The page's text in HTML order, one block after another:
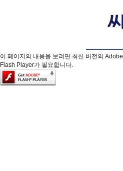
이 페이지의 내용을 보려면 최신 버전의 Adobe
Flash Player가 필요합니다.